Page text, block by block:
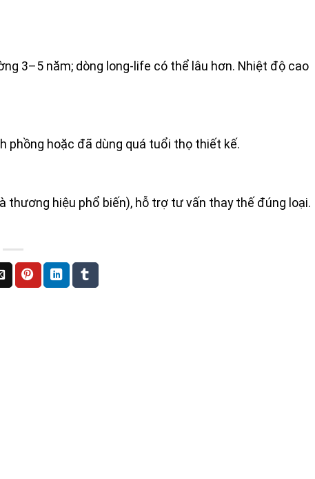
3–5 năm; dòng long-life có thể lâu hơn. Nhiệt độ cao
phồng hoặc đã dùng quá tuổi thọ thiết kế.
thương hiệu phổ biến), hỗ trợ tư vấn thay thế đúng loại.